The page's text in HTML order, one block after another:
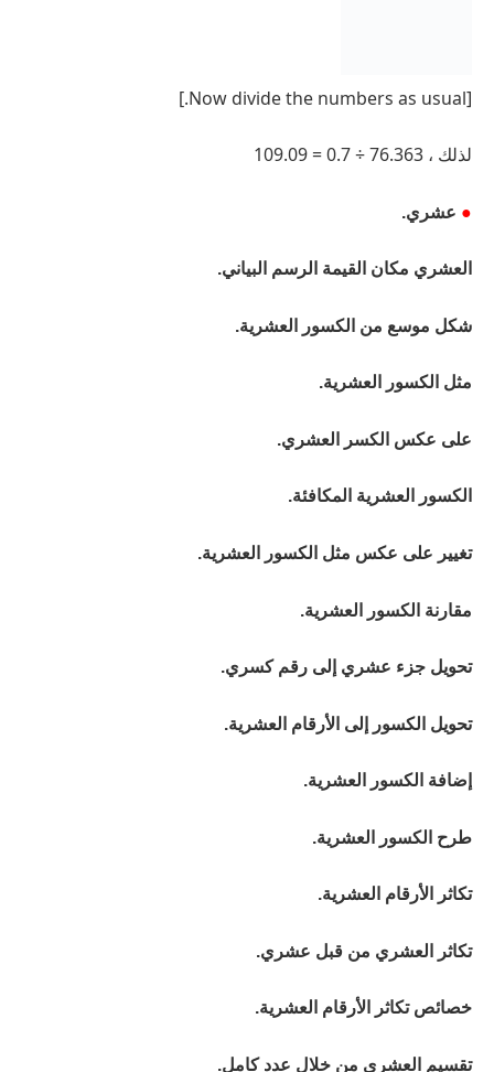
[Now divide the numbers as usual.]
لذلك ، 76.363 ÷ 0.7 = 109.09
● عشري.
العشري مكان القيمة الرسم البياني.
شكل موسع من الكسور العشرية.
مثل الكسور العشرية.
على عكس الكسر العشري.
الكسور العشرية المكافئة.
تغيير على عكس مثل الكسور العشرية.
مقارنة الكسور العشرية.
تحويل جزء عشري إلى رقم كسري.
تحويل الكسور إلى الأرقام العشرية.
إضافة الكسور العشرية.
طرح الكسور العشرية.
تكاثر الأرقام العشرية.
تكاثر العشري من قبل عشري.
خصائص تكاثر الأرقام العشرية.
تقسيم العشري من خلال عدد كامل.